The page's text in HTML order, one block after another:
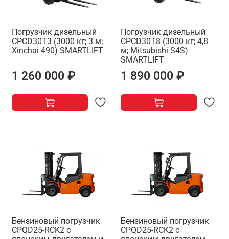
Погрузчик дизельный
CPCD30T3 (3000 кг; 3 м;
Xinchai 490) SMARTLIFT
1 260 000 ₽
Погрузчик дизельный
CPCD30T8 (3000 кг; 4,8
м; Mitsubishi S4S)
SMARTLIFT
1 890 000 ₽
Бензиновый погрузчик
CPQD25-RCK2 с
Бензиновый погрузчик
CPQD25-RCK2 с